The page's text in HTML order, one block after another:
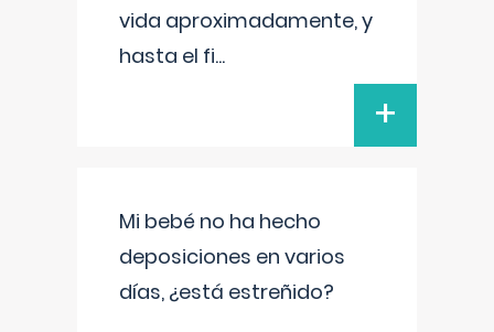
vida aproximadamente, y
hasta el fi...
+
Mi bebé no ha hecho
deposiciones en varios
días, ¿está estreñido?